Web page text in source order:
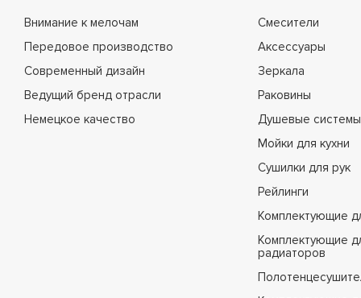
Внимание к мелочам
Передовое производство
Современный дизайн
Ведущий бренд отрасли
Немецкое качество
Смесители
Аксессуары
Зеркала
Раковины
Душевые системы
Мойки для кухни
Сушилки для рук
Рейлинги
Комплектующие
Комплектующие
радиаторов